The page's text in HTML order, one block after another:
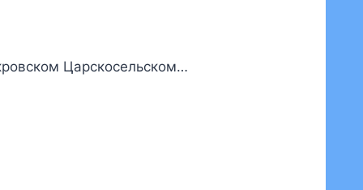
Царскосельском…